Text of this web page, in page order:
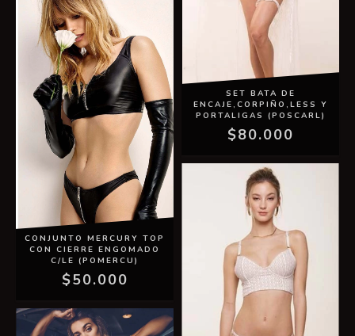
SET BATA DE
ENCAJE,CORPIÑO,LESS Y
PORTALIGAS (POSCARL)
$80.000
CONJUNTO MERCURY TOP
CON CIERRE ENGOMADO
C/LE (POMERCU)
$50.000